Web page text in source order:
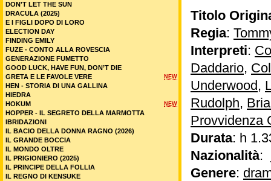
Titolo
Regia:
Interpreti:
Daddario,
Underwood,
Rudolph,
Provvidenza
Durata: h
Nazionalità:
Genere:
DON'T LET THE SUN
DRACULA (2025)
E I FIGLI DOPO DI LORO
ELECTION DAY
FINDING EMILY
FUZE - CONTO ALLA ROVESCIA
GENERAZIONE FUMETTO
GOOD LUCK, HAVE FUN, DON’T DIE
NEW
GRETA E LE FAVOLE VERE
HEN - STORIA DI UNA GALLINA
HIEDRA
NEW
HOKUM
HOPPER - IL SEGRETO DELLA MARMOTTA
IBRIDAZIONI
IL BACIO DELLA DONNA RAGNO (2026)
IL GRANDE BOCCIA
IL MONDO OLTRE
IL PRIGIONIERO (2025)
IL PRINCIPE DELLA FOLLIA
IL REGNO DI KENSUKE